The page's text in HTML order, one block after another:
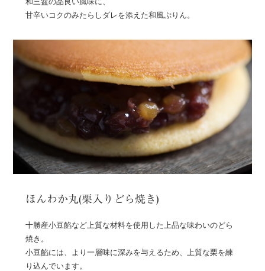
甘辛いコクのみたらしダレを添えた和風ぷりん。
ほんわか丸(栗入りどら焼き)
十勝産小豆餡など上質な材料を使用した上品な味わいのどら
焼き。
小豆餡には、より一層味に深みを与えるため、上質な栗を練
り込んでいます。